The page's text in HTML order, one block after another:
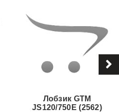
Лобзик GTM
JS120/750E (2562)